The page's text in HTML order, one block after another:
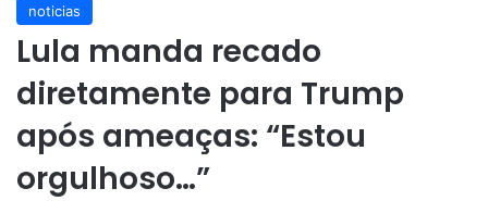
noticias
Lula manda recado
diretamente para Trump
após ameaças: “Estou
orgulhoso…”